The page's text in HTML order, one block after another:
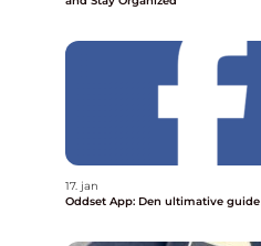
17. jan
Oddset App: Den ultimative guide